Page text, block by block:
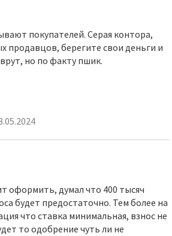
покупателей. Серая контора,
продавцов, берегите свои деньги и
но по факту пшик.
оформить, думал что 400 тысяч
будет предостаточно. Тем более на
что ставка минимальная, взнос не
то одобрение чуть ли не